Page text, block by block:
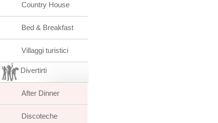
Country House
Bed & Breakfast
Villaggi turistici
Divertirti
After Dinner
Discoteche